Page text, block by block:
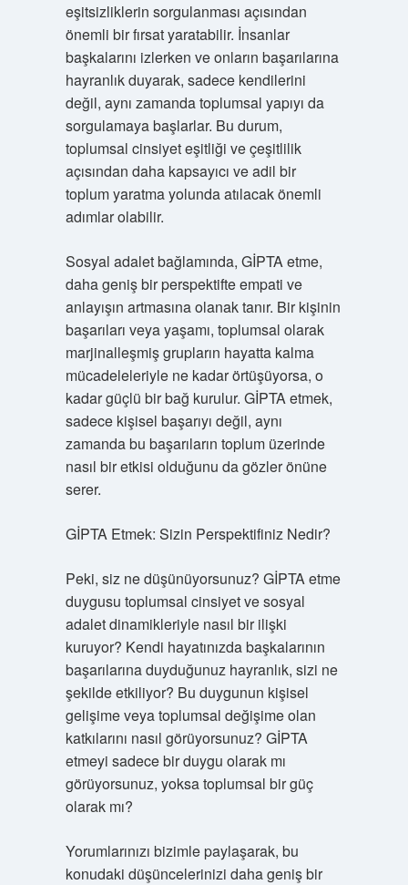
eşitsizliklerin sorgulanması açısından
önemli bir fırsat yaratabilir. İnsanlar
başkalarını izlerken ve onların başarılarına
hayranlık duyarak, sadece kendilerini
değil, aynı zamanda toplumsal yapıyı da
sorgulamaya başlarlar. Bu durum,
toplumsal cinsiyet eşitliği ve çeşitlilik
açısından daha kapsayıcı ve adil bir
toplum yaratma yolunda atılacak önemli
adımlar olabilir.
Sosyal adalet bağlamında, GİPTA etme,
daha geniş bir perspektifte empati ve
anlayışın artmasına olanak tanır. Bir kişinin
başarıları veya yaşamı, toplumsal olarak
marjinalleşmiş grupların hayatta kalma
mücadeleleriyle ne kadar örtüşüyorsa, o
kadar güçlü bir bağ kurulur. GİPTA etmek,
sadece kişisel başarıyı değil, aynı
zamanda bu başarıların toplum üzerinde
nasıl bir etkisi olduğunu da gözler önüne
serer.
GİPTA Etmek: Sizin Perspektifiniz Nedir?
Peki, siz ne düşünüyorsunuz? GİPTA etme
duygusu toplumsal cinsiyet ve sosyal
adalet dinamikleriyle nasıl bir ilişki
kuruyor? Kendi hayatınızda başkalarının
başarılarına duyduğunuz hayranlık, sizi ne
şekilde etkiliyor? Bu duygunun kişisel
gelişime veya toplumsal değişime olan
katkılarını nasıl görüyorsunuz? GİPTA
etmeyi sadece bir duygu olarak mı
görüyorsunuz, yoksa toplumsal bir güç
olarak mı?
Yorumlarınızı bizimle paylaşarak, bu
konudaki düşüncelerinizi daha geniş bir